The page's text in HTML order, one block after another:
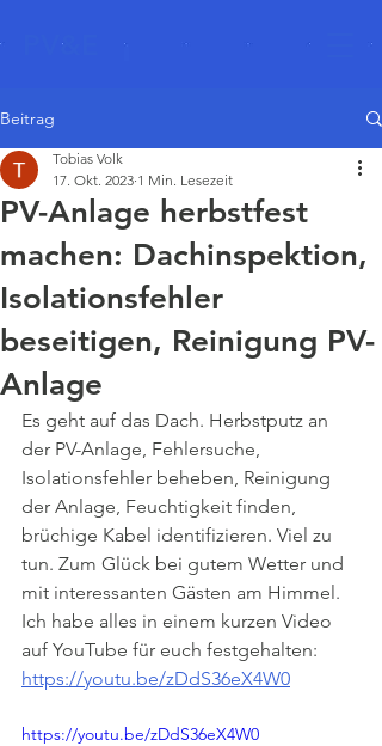
PV&E
Beitrag
PV-Anlage herbstfest
machen: Dachinspektion,
Isolationsfehler
beseitigen, Reinigung PV-
Anlage
Tobias Volk
17. Okt. 2023 1 Min. Lesezeit
Es geht auf das Dach. Herbstputz an
der PV-Anlage, Fehlersuche,
Isolationsfehler beheben, Reinigung
der Anlage, Feuchtigkeit finden,
brüchige Kabel identifizieren. Viel zu
tun. Zum Glück bei gutem Wetter und
mit interessanten Gästen am Himmel.
Ich habe alles in einem kurzen Video
auf YouTube für euch festgehalten:
https://youtu.be/zDdS36eX4W0
https://youtu.be/zDdS36eX4W0